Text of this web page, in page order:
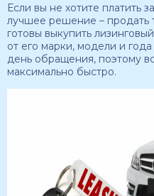
Если вы не хотите платить
лучшее решение – продать
готовы выкупить
от его марки, модели и
день обращения, поэтому
максимально быстро.